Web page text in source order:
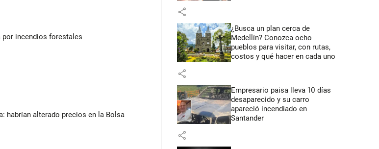
por incendios forestales
habrían alterado precios en la Bolsa
share
¿Busca un plan cerca de
Medellín? Conozca ocho
pueblos para visitar, con rutas,
costos y qué hacer en cada uno
share
Empresario paisa lleva 10 días
desaparecido y su carro
apareció incendiado en
Santander
share